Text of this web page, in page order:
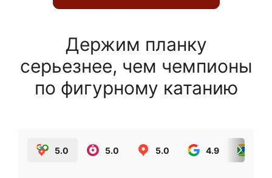
Держим планку
серьезнее, чем чемпионы
по фигурному катанию
5.0 5.0 5.0 4.9